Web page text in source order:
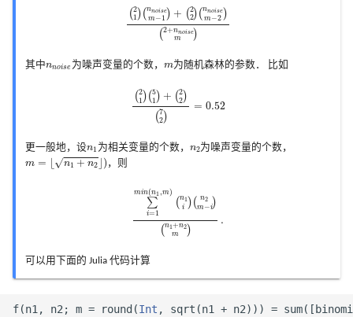
(2
1)(nnoise
m−1 ) + (2
2)(nnoise
m−2)
(2+nnoise
m )
21 (n o s −1) +(2 2 (n
其中nnoise
n i e为噪声变量的个数， m
m为随机森林的参数． 比如
(2
1)(5
1) + (2
2)
(7
2)
= 0.52
21 (51 22
更一般地，设n1
n1 为相关变量的个数， n2
n2为噪声变量的个数，
m = √n1 + n2 )
1 n2⌋)
，则
min(n1 ,m)
∑
i=1
(n1
i )( n2
m−i)
(n1+n2
m
)
.
= 1 (
可以用下面的 Julia 代码计算
f(n1, n2; m = round (Int , sqrt (n1 + n2))) = sum([